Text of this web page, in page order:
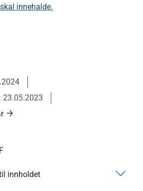
innehalde.
23.05.2023
innholdet